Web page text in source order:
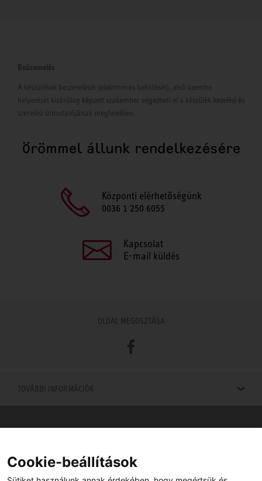
Beüzemelés
A készülékek beszerelését (elektromos bekötését), első üzembe
helyezését kizárólag képzett szakember végezheti el a készülék kezelési és
szerelési útmutatójának megfelelően.
Örömmel állunk rendelkezésére
Központi elérhetőségünk
0036 1 250 6055
Kapcsolat
E-mail küldés
OLDAL MEGOSZTÁSA
Facebook
TOVÁBBI INFORMÁCIÓK
Viszonteladót keres az Ön közelében? Nem probléma.
Cookie-beállítások